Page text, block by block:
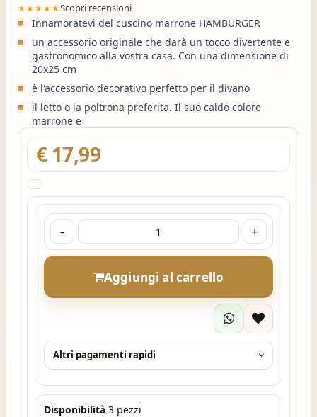
★★★★★Scopri recensioni
Innamoratevi del cuscino marrone HAMBURGER
un accessorio originale che darà un tocco divertente e
gastronomico alla vostra casa. Con una dimensione di
20x25 cm
è l'accessorio decorativo perfetto per il divano
il letto o la poltrona preferita. Il suo caldo colore
marrone e
€ 17,99
- +
Aggiungi al carrello
Altri pagamenti rapidi
Disponibilità 3 pezzi